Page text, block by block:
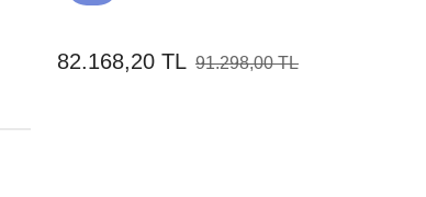
82.168,20 TL 91.298,00 TL